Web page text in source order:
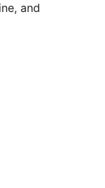
and